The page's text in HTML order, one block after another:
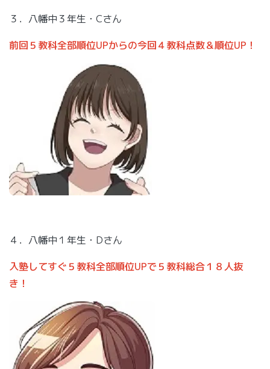
３．八幡中３年生・Cさん
前回５教科全部順位UPからの今回４教科点数＆順位UP！
４．八幡中１年生・Dさん
入塾してすぐ５教科全部順位UPで５教科総合１８人抜
き！